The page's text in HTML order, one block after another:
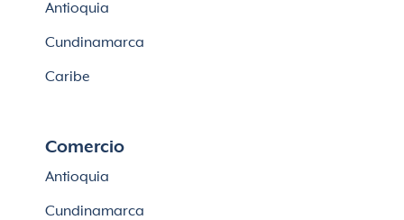
Antioquia
Cundinamarca
Caribe
Comercio
Antioquia
Cundinamarca